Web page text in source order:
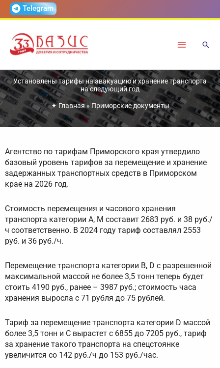
ПерейтиTelegram
Установлены тарифы на эвакуацию и хранение транспорта
на следующий год
✦ Главная» Приморские документы
Агентство по тарифам Приморского края утвердило
базовый уровень тарифов за перемещение и хранение
задержанных транспортных средств в Приморском
крае на 2026 год.
Стоимость перемещения и часового хранения
транспорта категории А, М составит 2683 руб. и 38 руб./
ч соответственно. В 2024 году тариф составлял 2553
руб. и 36 руб./ч.
Перемещение транспорта категории B, D с разрешенной
максимальной массой не более 3,5 тонн теперь будет
стоить 4190 руб., ранее – 3987 руб.; стоимость часа
хранения выросла с 71 рубля до 75 рублей.
Тариф за перемещение транспорта категории D массой
более 3,5 тонн и С вырастет с 6855 до 7205 руб., тариф
за хранение такого транспорта на спецстоянке
увеличится со 142 руб./ч до 153 руб./час.